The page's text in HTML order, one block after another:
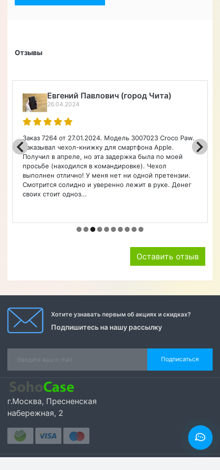
Отзывы
Евгений Павлович (город Чита)
26.04.2024
Заказ 7264 от 27.01.2024. Модель 3007023 Croco Paw.
Заказывал чехол-книжку для смартфона Apple.
Получил в апреле, но эта задержка была по моей
просьбе (находился в командировке). Чехол
выполнен отлично! У меня нет ни одной претензии.
Смотрится солидно и уверенно лежит в руке. Денег
своих стоит одноз...
Оставить отзыв
Хотите узнавать первым об акциях и скидках?
Подпишитесь на нашу рассылку
Подписаться
г.Москва, Пресненская
набережная, 2